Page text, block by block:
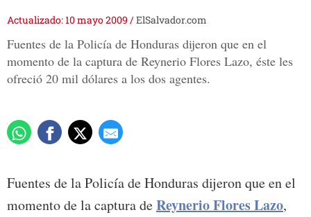
Actualizado: 10 mayo 2009 /ElSalvador.com
Fuentes de la Policía de Honduras dijeron que en el
momento de la captura de Reynerio Flores Lazo, éste les
ofreció 20 mil dólares a los dos agentes.
Fuentes de la Policía de Honduras dijeron que en el
momento de la captura deReynerio Flores Lazo,